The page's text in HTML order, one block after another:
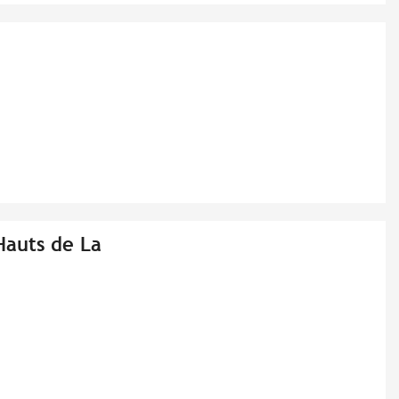
de La